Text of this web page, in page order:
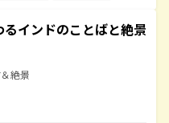
インドのことばと絶景
絶景